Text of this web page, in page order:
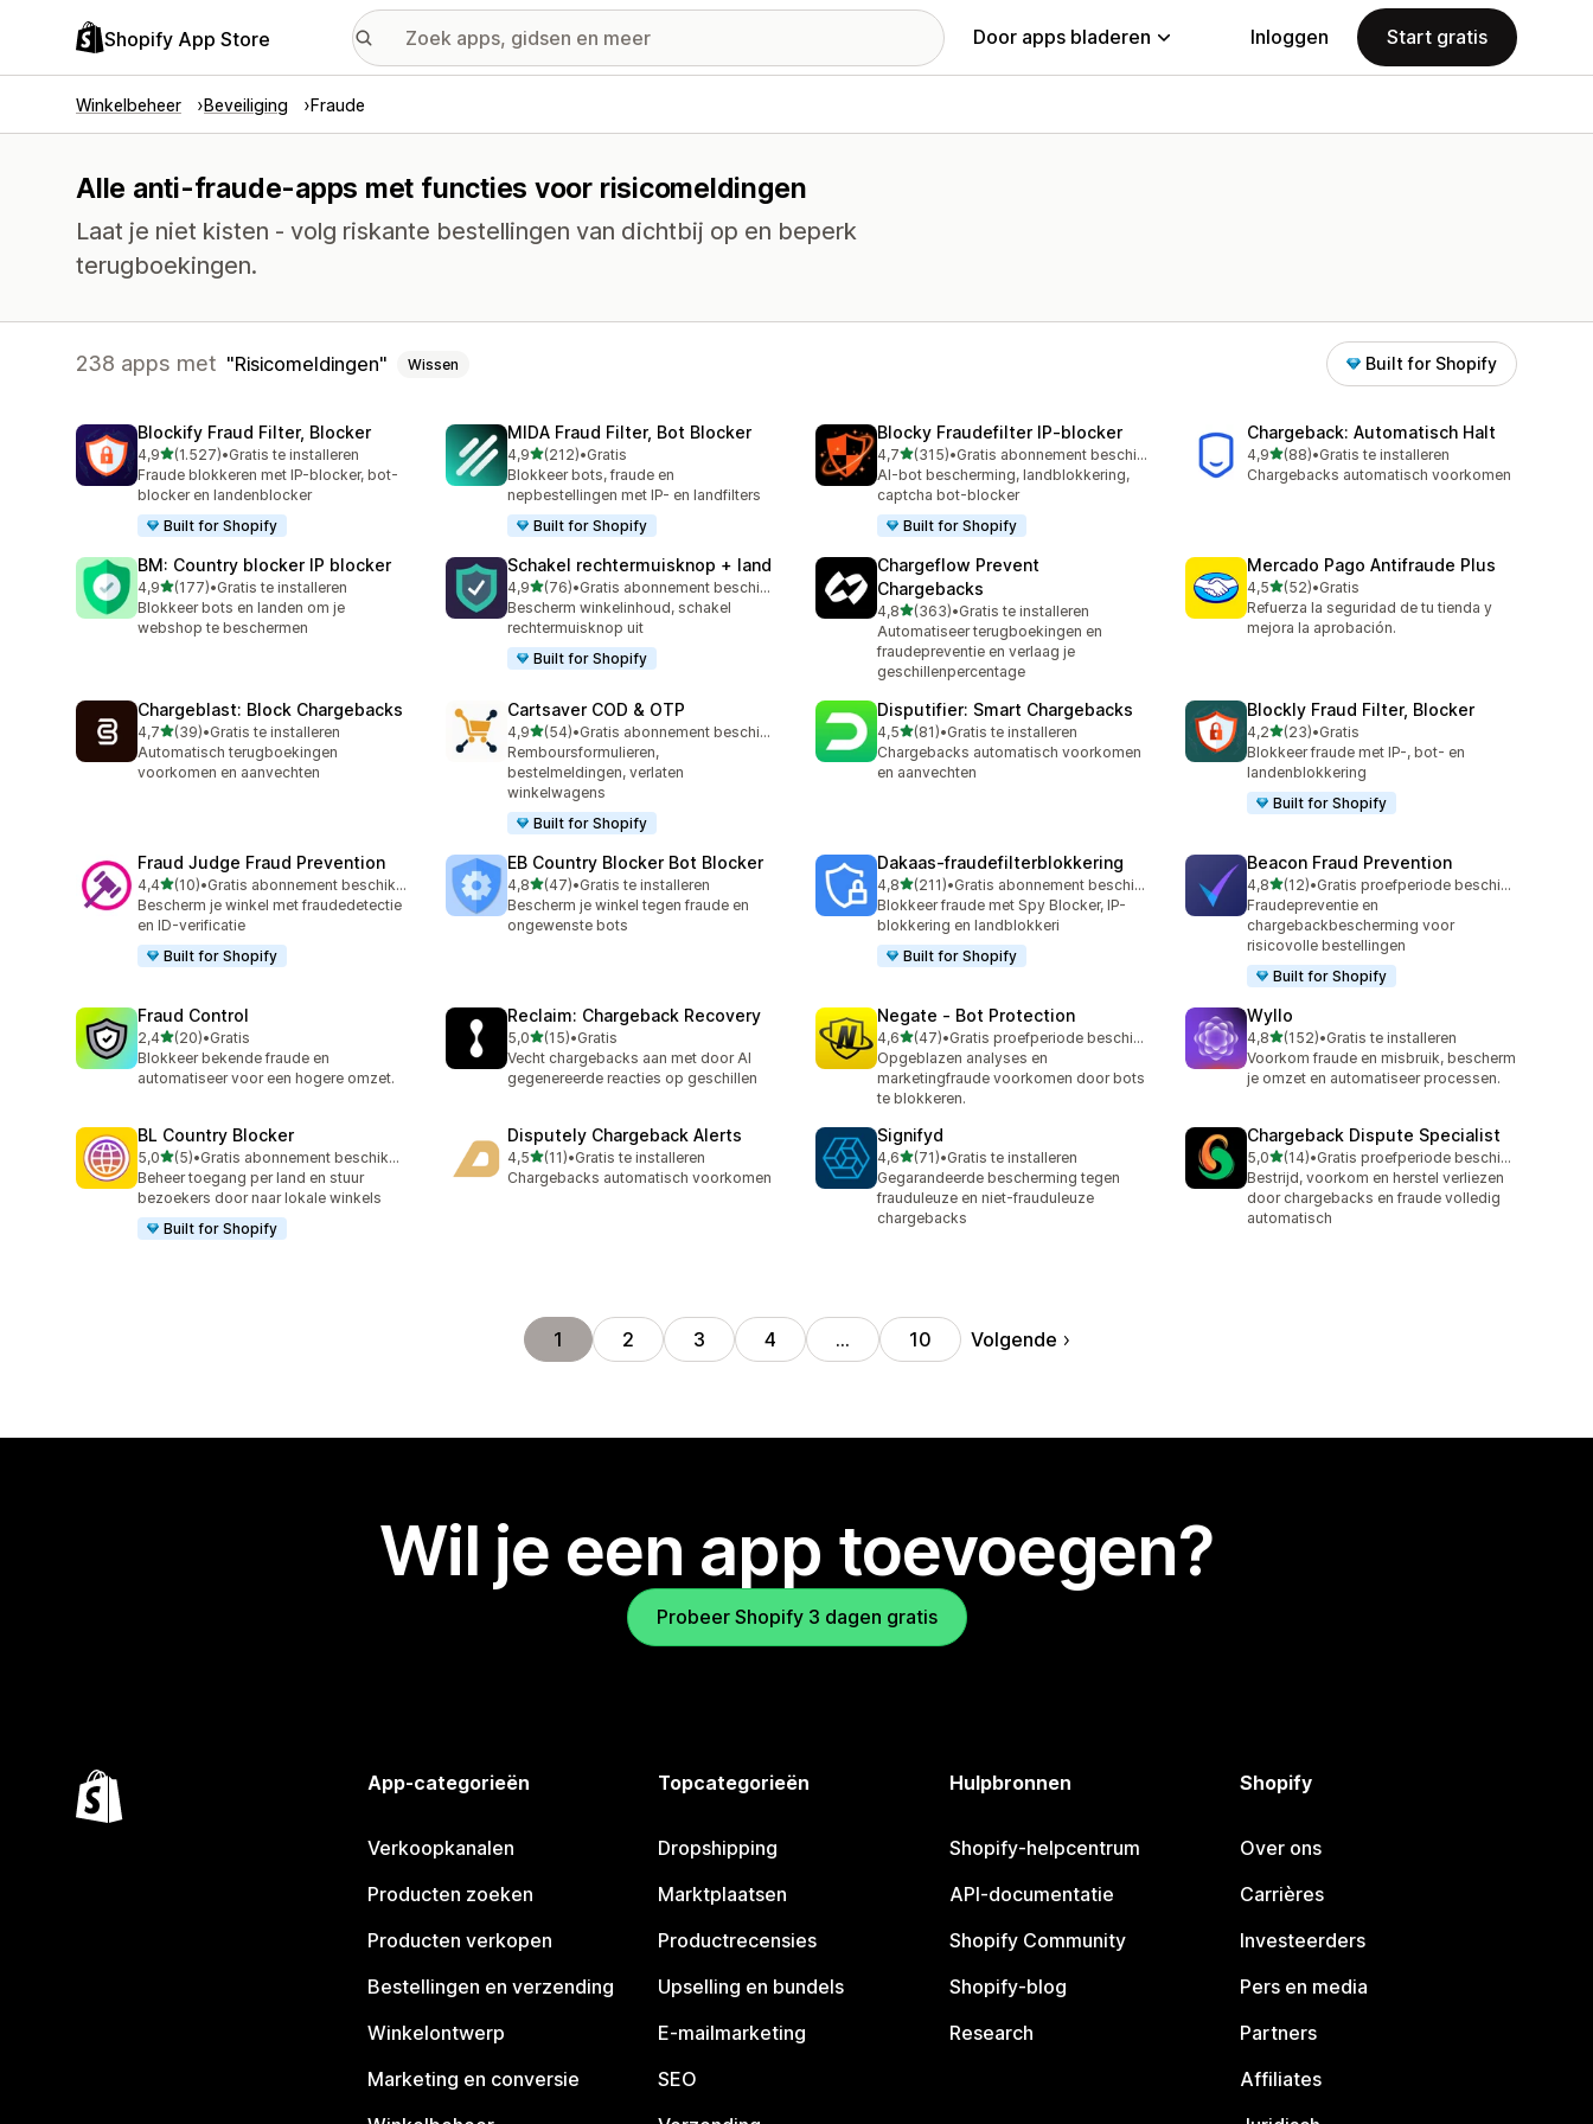
Shopify App Store Door apps bladeren Inloggen Start gratis
Winkelbeheer Beveiliging Fraude
Alle anti-fraude-apps met functies voor risicomeldingen
Laat je niet kisten - volg riskante bestellingen van dichtbij op en beperk
terugboekingen.
238 apps met Risicomeldingen Wissen Built for Shopify
Blockify Fraud Filter, Blocker
4,9van 5 sterren
(1.527)
1527 recensies in totaal
•Gratis te installeren
Fraude blokkeren met IP-blocker, bot-
blocker en landenblocker
Built for Shopify
MIDA Fraud Filter, Bot Blocker
4,9van 5 sterren
(212)
212 recensies in totaal
•Gratis
Blokkeer bots, fraude en
nepbestellingen met IP- en landfilters
Built for Shopify
Blocky Fraudefilter IP‑blocker
4,7van 5 sterren
(315)
315 recensies in totaal
•
Gratis abonnement beschikbaar
AI-bot bescherming, landblokkering,
captcha bot-blocker
Built for Shopify
Chargeback: Automatisch Halt
4,9van 5 sterren
(88)
88 recensies in totaal
•Gratis te installeren
Chargebacks automatisch voorkomen
BM: Country blocker IP blocker
4,9van 5 sterren
(177)
177 recensies in totaal
•Gratis te installeren
Blokkeer bots en landen om je
webshop te beschermen
Schakel rechtermuisknop + land
4,9van 5 sterren
(76)
76 recensies in totaal
•
Gratis abonnement beschikbaar
Bescherm winkelinhoud, schakel
rechtermuisknop uit
Built for Shopify
Chargeflow Prevent
Chargebacks
4,8van 5 sterren
(363)
363 recensies in totaal
•Gratis te installeren
Automatiseer terugboekingen en
fraudepreventie en verlaag je
geschillenpercentage
Mercado Pago Antifraude Plus
4,5van 5 sterren
(52)
52 recensies in totaal
•Gratis
Refuerza la seguridad de tu tienda y
mejora la aprobación.
Chargeblast: Block Chargebacks
4,7van 5 sterren
(39)
39 recensies in totaal
•Gratis te installeren
Automatisch terugboekingen
voorkomen en aanvechten
Cartsaver COD & OTP
4,9van 5 sterren
(54)
54 recensies in totaal
•
Gratis abonnement beschikbaar
Remboursformulieren,
bestelmeldingen, verlaten
winkelwagens
Built for Shopify
Disputifier: Smart Chargebacks
4,5van 5 sterren
(81)
81 recensies in totaal
•Gratis te installeren
Chargebacks automatisch voorkomen
en aanvechten
Blockly Fraud Filter, Blocker
4,2van 5 sterren
(23)
23 recensies in totaal
•Gratis
Blokkeer fraude met IP-, bot- en
landenblokkering
Built for Shopify
Fraud Judge Fraud Prevention
4,4van 5 sterren
(10)
10 recensies in totaal
•
Gratis abonnement beschikbaar
Bescherm je winkel met fraudedetectie
en ID-verificatie
Built for Shopify
EB Country Blocker Bot Blocker
4,8van 5 sterren
(47)
47 recensies in totaal
•Gratis te installeren
Bescherm je winkel tegen fraude en
ongewenste bots
Dakaas‑fraudefilterblokkering
4,8van 5 sterren
(211)
211 recensies in totaal
•
Gratis abonnement beschikbaar
Blokkeer fraude met Spy Blocker, IP-
blokkering en landblokkeri
Built for Shopify
Beacon Fraud Prevention
4,8van 5 sterren
(12)
12 recensies in totaal
•
Gratis proefperiode beschikbaar
Fraudepreventie en
chargebackbescherming voor
risicovolle bestellingen
Built for Shopify
Fraud Control
2,4van 5 sterren
(20)
20 recensies in totaal
•Gratis
Blokkeer bekende fraude en
automatiseer voor een hogere omzet.
Reclaim: Chargeback Recovery
5,0van 5 sterren
(15)
15 recensies in totaal
•Gratis
Vecht chargebacks aan met door AI
gegenereerde reacties op geschillen
Negate ‑ Bot Protection
4,6van 5 sterren
(47)
47 recensies in totaal
•
Gratis proefperiode beschikbaar
Opgeblazen analyses en
marketingfraude voorkomen door bots
te blokkeren.
Wyllo
4,8van 5 sterren
(152)
152 recensies in totaal
•Gratis te installeren
Voorkom fraude en misbruik, bescherm
je omzet en automatiseer processen.
BL Country Blocker
5,0van 5 sterren
(5)
5 recensies in totaal
•
Gratis abonnement beschikbaar
Beheer toegang per land en stuur
bezoekers door naar lokale winkels
Built for Shopify
Disputely Chargeback Alerts
4,5van 5 sterren
(11)
11 recensies in totaal
•Gratis te installeren
Chargebacks automatisch voorkomen
Signifyd
4,6van 5 sterren
(71)
71 recensies in totaal
•Gratis te installeren
Gegarandeerde bescherming tegen
frauduleuze en niet-frauduleuze
chargebacks
Chargeback Dispute Specialist
5,0van 5 sterren
(14)
14 recensies in totaal
•
Gratis proefperiode beschikbaar
Bestrijd, voorkom en herstel verliezen
door chargebacks en fraude volledig
automatisch
1 2 3 4 … 10 Volgende
Wil je een app toevoegen?
Probeer Shopify 3 dagen gratis
App-categorieën
Verkoopkanalen
Producten zoeken
Producten verkopen
Bestellingen en verzending
Winkelontwerp
Marketing en conversie
Topcategorieën
Dropshipping
Marktplaatsen
Productrecensies
Upselling en bundels
E-mailmarketing
SEO
Hulpbronnen
Shopify-helpcentrum
API-documentatie
Shopify Community
Shopify-blog
Research
Shopify
Over ons
Carrières
Investeerders
Pers en media
Partners
Affiliates